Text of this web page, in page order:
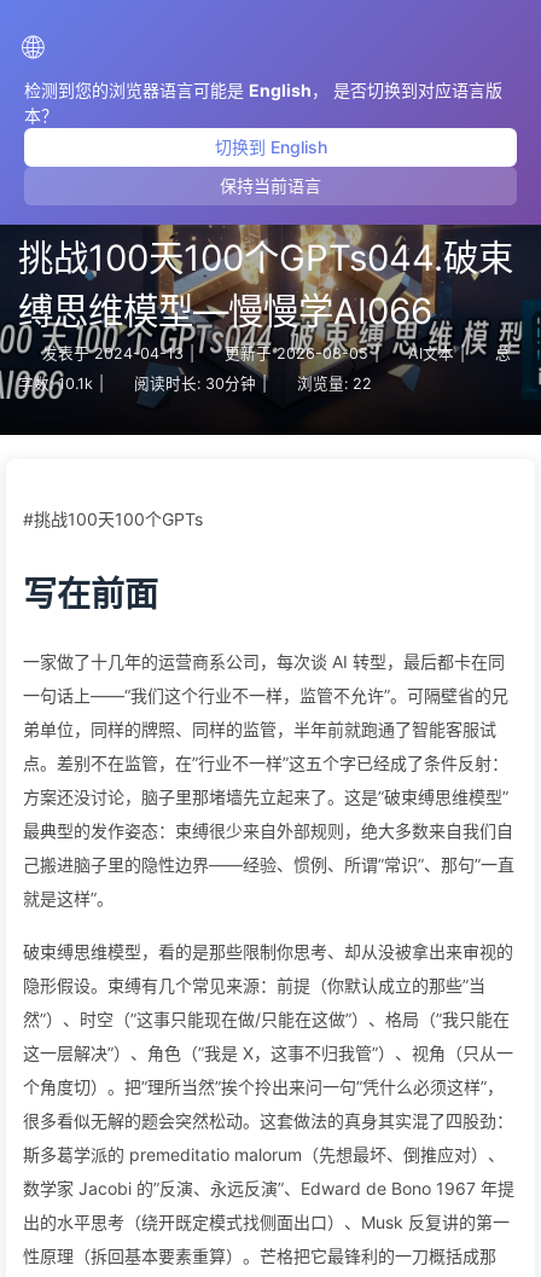
🌐
检测到您的浏览器语言可能是 English， 是否切换到对应语言版
本？
切换到 English
保持当前语言
挑战100天100个GPTs044.破束
缚思维模型—慢慢学AI066
发表于 2024-04-13 更新于 2026-08-05 | AI文本 |
总
字数: 10.1k 阅读时长: 30分钟 | 浏览量: 22
#挑战100天100个GPTs
写在前面
一家做了十几年的运营商系公司，每次谈 AI 转型，最后都卡在同
一句话上——“我们这个行业不一样，监管不允许”。可隔壁省的兄
弟单位，同样的牌照、同样的监管，半年前就跑通了智能客服试
点。差别不在监管，在”行业不一样”这五个字已经成了条件反射：
方案还没讨论，脑子里那堵墙先立起来了。这是”破束缚思维模型”
最典型的发作姿态：束缚很少来自外部规则，绝大多数来自我们自
己搬进脑子里的隐性边界——经验、惯例、所谓”常识”、那句”一直
就是这样”。
破束缚思维模型，看的是那些限制你思考、却从没被拿出来审视的
隐形假设。束缚有几个常见来源：前提（你默认成立的那些”当
然”）、时空（”这事只能现在做/只能在这做”）、格局（”我只能在
这一层解决”）、角色（”我是 X，这事不归我管”）、视角（只从一
个角度切）。把”理所当然”挨个拎出来问一句”凭什么必须这样”，
很多看似无解的题会突然松动。这套做法的真身其实混了四股劲：
斯多葛学派的 premeditatio malorum（先想最坏、倒推应对）、
数学家 Jacobi 的”反演、永远反演”、Edward de Bono 1967 年提
出的水平思考（绕开既定模式找侧面出口）、Musk 反复讲的第一
性原理（拆回基本要素重算）。芒格把它最锋利的一刀概括成那